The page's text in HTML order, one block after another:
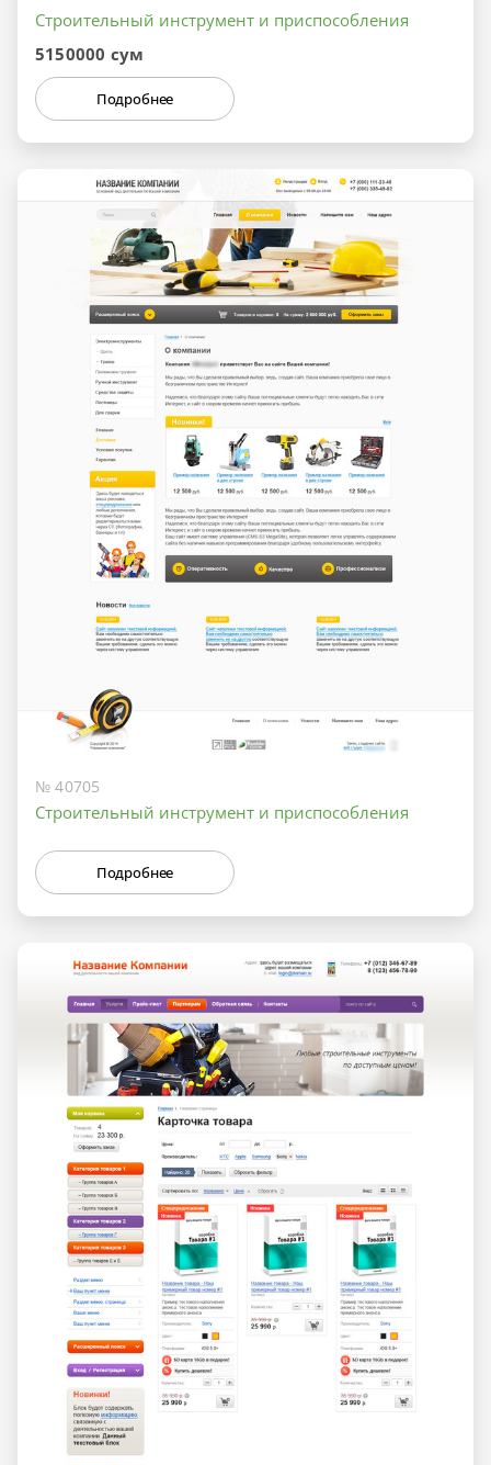
Строительный инструмент и приспособления
5150000 сум
Подробнее
№ 40705
Строительный инструмент и приспособления
Подробнее